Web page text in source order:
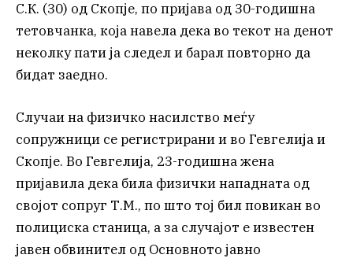
С.К. (30) од Скопје, по пријава од 30-годишна
тетовчанка, која навела дека во текот на денот
неколку пати ја следел и барал повторно да
бидат заедно.
Случаи на физичко насилство меѓу
сопружници се регистрирани и во Гевгелија и
Скопје. Во Гевгелија, 23-годишна жена
пријавила дека била физички нападната од
својот сопруг Т.М., по што тој бил повикан во
полициска станица, а за случајот е известен
јавен обвинител од Основното јавно